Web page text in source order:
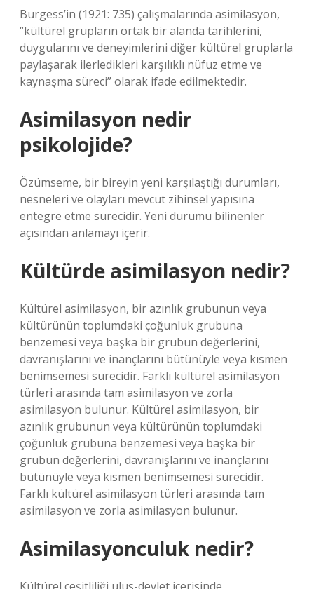
Burgess’in (1921: 735) çalışmalarında asimilasyon,
“kültürel grupların ortak bir alanda tarihlerini,
duygularını ve deneyimlerini diğer kültürel gruplarla
paylaşarak ilerledikleri karşılıklı nüfuz etme ve
kaynaşma süreci” olarak ifade edilmektedir.
Asimilasyon nedir
psikolojide?
Özümseme, bir bireyin yeni karşılaştığı durumları,
nesneleri ve olayları mevcut zihinsel yapısına
entegre etme sürecidir. Yeni durumu bilinenler
açısından anlamayı içerir.
Kültürde asimilasyon nedir?
Kültürel asimilasyon, bir azınlık grubunun veya
kültürünün toplumdaki çoğunluk grubuna
benzemesi veya başka bir grubun değerlerini,
davranışlarını ve inançlarını bütünüyle veya kısmen
benimsemesi sürecidir. Farklı kültürel asimilasyon
türleri arasında tam asimilasyon ve zorla
asimilasyon bulunur. Kültürel asimilasyon, bir
azınlık grubunun veya kültürünün toplumdaki
çoğunluk grubuna benzemesi veya başka bir
grubun değerlerini, davranışlarını ve inançlarını
bütünüyle veya kısmen benimsemesi sürecidir.
Farklı kültürel asimilasyon türleri arasında tam
asimilasyon ve zorla asimilasyon bulunur.
Asimilasyonculuk nedir?